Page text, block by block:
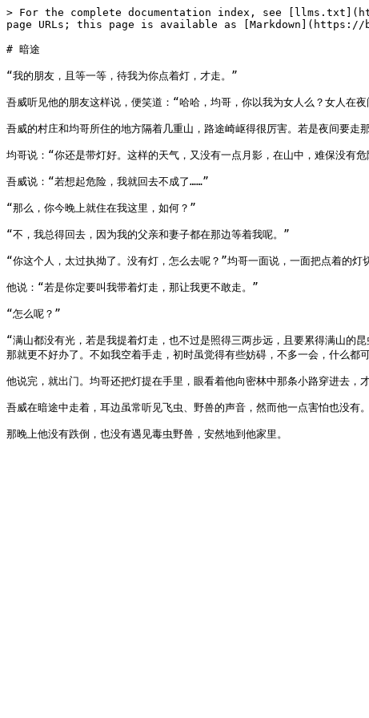
> For the complete documentation index, see
page URLs; this page is available as [Markdown](https://
# 暗途
“我的朋友，且等一等，待我为你点着灯，才走。”
吾威听见他的朋友这样说，便笑道：“哈哈，均哥，你以我为女人么？女人在
吾威的村庄和均哥所住的地方隔着几重山，路途崎岖得很厉害。若是夜间要走
均哥说：“你还是带灯好。这样的天气，又没有一点月影，在山中，难保没有危
吾威说：“若想起危险，我就回去不成了……”
“那么，你今晚上就住在我这里，如何？”
“不，我总得回去，因为我的父亲和妻子都在那边等着我呢。”
“你这个人，太过执拗了。没有灯，怎么去呢？”均哥一面说，一面把点着的灯
他说：“若是你定要叫我带着灯走，那让我更不敢走。”
“怎么呢？”
“满山都没有光，若是我提着灯走，也不过是照得三两步远，且要累得满山的
那就更不好办了。不如我空着手走，初时虽觉得有些妨碍，不多一会，什么都
他说完，就出门。均哥还把灯提在手里，眼看着他向密林中那条小路穿进去，
吾威在暗途中走着，耳边虽常听见飞虫、野兽的声音，然而他一点害怕也没